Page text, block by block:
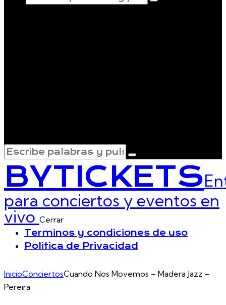
BYTICKETS
para conciertos y eventos en
vivo Cerrar
Terminos y condiciones de uso
Politica de Privacidad
InicioConciertosCuando Nos Movemos – Madera Jazz –
Pereira